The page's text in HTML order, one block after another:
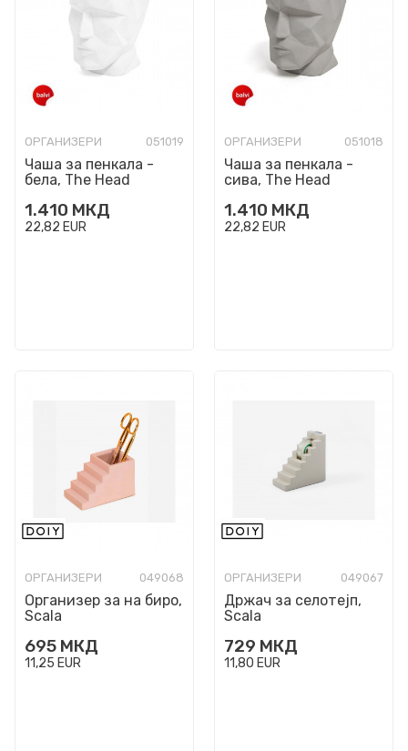
ОРГАНИЗЕРИ 051019
Чаша за пенкала -
бела, The Head
1.410 МКД
22,82 EUR
ОРГАНИЗЕРИ 051018
Чаша за пенкала -
сива, The Head
1.410 МКД
22,82 EUR
ОРГАНИЗЕРИ 049068
Организер за на биро,
Scala
695 МКД
11,25 EUR
ОРГАНИЗЕРИ 049067
Држач за селотејп,
Scala
729 МКД
11,80 EUR